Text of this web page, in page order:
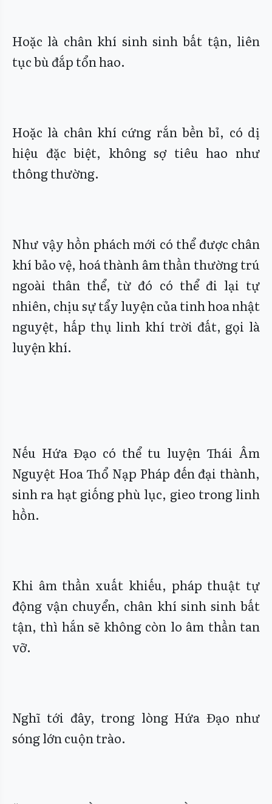
Hoặc là chân khí sinh sinh bất tận, liên
tục bù đắp tổn hao.
Hoặc là chân khí cứng rắn bền bỉ, có dị
hiệu đặc biệt, không sợ tiêu hao như
thông thường.
Như vậy hồn phách mới có thể được chân
khí bảo vệ, hoá thành âm thần thường trú
ngoài thân thể, từ đó có thể đi lại tự
nhiên, chịu sự tẩy luyện của tinh hoa nhật
nguyệt, hấp thụ linh khí trời đất, gọi là
luyện khí.
Nếu Hứa Đạo có thể tu luyện Thái Âm
Nguyệt Hoa Thổ Nạp Pháp đến đại thành,
sinh ra hạt giống phù lục, gieo trong linh
hồn.
Khi âm thần xuất khiếu, pháp thuật tự
động vận chuyển, chân khí sinh sinh bất
tận, thì hắn sẽ không còn lo âm thần tan
vỡ.
Nghĩ tới đây, trong lòng Hứa Đạo như
sóng lớn cuộn trào.